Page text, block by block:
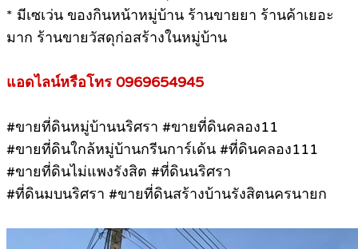
* มีเซเว่น ของกินหน้าหมู่บ้าน ร้านขายยา ร้านค้าเยอะ
มาก ร้านขายวัสดุก่อสร้างในหมู่บ้าน
แอดไลน์หรือโทร 0969654945
#ขายที่ดินหมู่บ้านนริศรา #ขายที่ดินคลอง11
#ขายที่ดินใกล้หมู่บ้านกรีนการ์เด้น #ที่ดินคลอง111
#ขายที่ดินไม่แพงรังสิต #ที่ดินนริศรา
#ที่ดินมบนริศรา #ขายที่ดินสร้างบ้านรังสิตนครนายก